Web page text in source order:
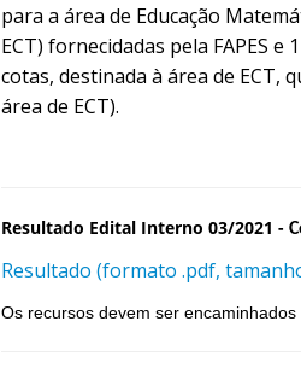
para a área de Educação
ECT) fornecidadas pela FAPES
cotas, destinada à área de ECT,
área de ECT).
Resultado Edital Interno 03/2021 -
Resultado (formato .pdf,
Os recursos devem ser